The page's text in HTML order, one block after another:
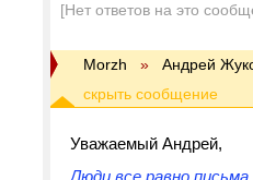
[Нет ответов на это
Morzh » Андрей
Уважаемый Андрей,
Люди все равно